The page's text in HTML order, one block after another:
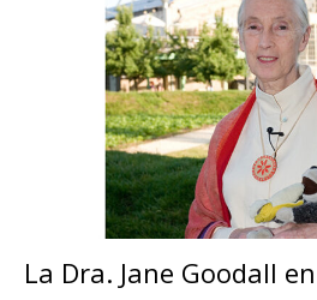
La Dra. Jane Goodall